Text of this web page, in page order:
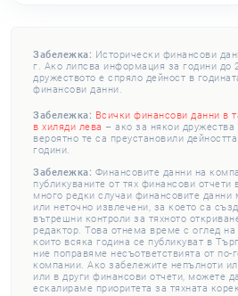
Забележка: Исторически финансови
г. Ако липсва информация за години до
дружеството е спряло дейност в
финансови данни.
Забележка: Всички финансови данни в
в хиляди лева – ако за някои дружества
вероятно те са преустановили
години.
Забележка: Финансовите данни на
публикуваните от тях финансови
много редки случаи финансовите
или неточно извлечени, за което са
вътрешни контроли за тяхното
редактор. Това отнема време с оглед на
които всяка година се публикуват в
ние поправяме несъответствията от
компании. Ако забележите непълноти
или в други финансови отчети, можете
ескалираме приоритета за тяхната